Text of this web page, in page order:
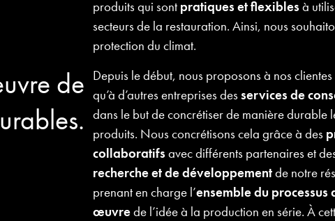
produits qui sont pratiques et flexibles à
secteurs de la restauration. Ainsi, nous
protection du climat.
de Depuis le début, nous proposons à nos clientes
qu’à d’autres entreprises desservices de
dans le but de concrétiser de manière durable
produits. Nous concrétisons cela grâce à des
collaboratifs avec différents partenaires et
recherche et de développementde notre
prenant en charge l’ensemble du processus
œuvrede l’idée à la production en série. À